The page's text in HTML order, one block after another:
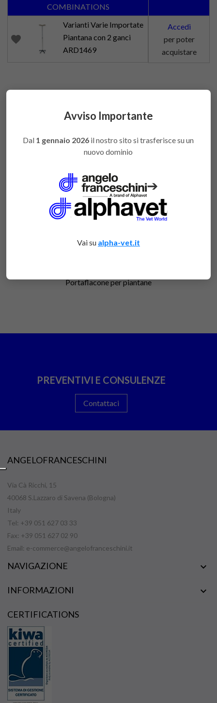
COMBINATIONS
favorite
Varianti Varie Importate
Piantana con 2 ganci
ARD1469
Accedi
per poter
acquistare
You might also like
Portaflacone per piantane
PREVENTIVI E CONSULENZE
Contattaci
ANGELOFRANCESCHINI
Via Cà Ricchi, 15
40068 S.Lazzaro di Savena (Bologna)
Italy
Tel: +39 051 627 03 33
Fax: +39 051 627 02 90
Email: e-commerce@angelofranceschini.it
NAVIGAZIONE 
INFORMAZIONI 
CERTIFICATIONS
Avviso Importante
Dal 1 gennaio 2026 il nostro sito si trasferisce su un
nuovo dominio
➔
Vai su alpha-vet.it